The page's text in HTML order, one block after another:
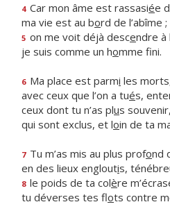
4 Car mon âme est rassasiée
ma vie est au bord de l’abîme ;
5 on me voit déjà descendre à
je suis comme un homme fini.
6 Ma place est parmi les
avec ceux que l’on a tués,
ceux dont tu n’as plus souvenir,
qui sont exclus, et loin de ta
7 Tu m’as mis au plus profond
en des lieux engloutis,
8 le poids de ta colère
tu déverses tes flots contre